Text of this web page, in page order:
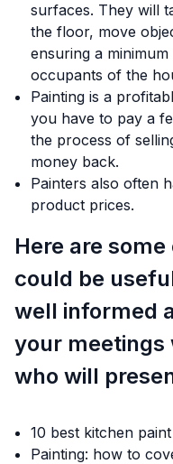
surfaces. They will
the floor, move
ensuring a
occupants of the
Painting is a
you have to pay a
the process of
money back.
Painters also often
product prices.
Here are
could be
well informed
your
who will
10 best kitchen
Painting: how to